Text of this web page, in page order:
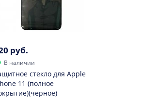
руб.
В наличии
стекло для Apple
11 (полное